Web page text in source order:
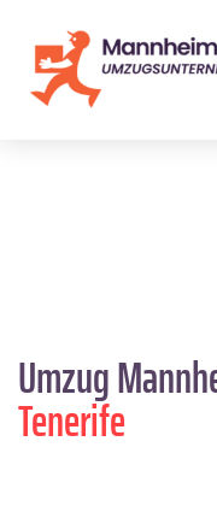
Umzug
Tenerife